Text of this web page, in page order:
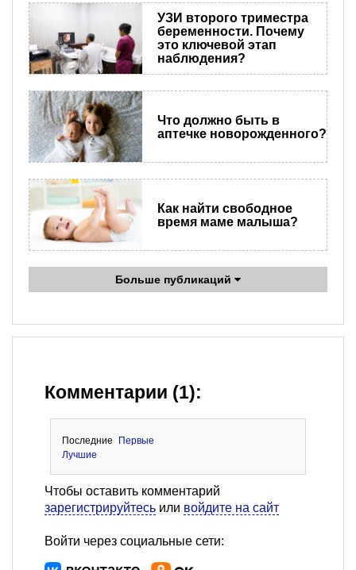
УЗИ второго триместра
беременности. Почему
это ключевой этап
наблюдения?
Что должно быть в
аптечке новорожденного?
Как найти свободное
время маме малыша?
Больше публикаций
Комментарии (1):
Последние
Первые
Лучшие
Чтобы оставить комментарий
зарегистрируйтесь или войдите на сайт
Войти через социальные сети: